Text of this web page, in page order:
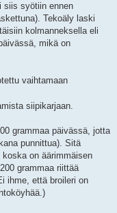
siis syötiin ennen
Tekoäly laski
kolmanneksella eli
mikä on
vaihtamaan
siipikarjaan.
grammaa päivässä, jotta
punnittua). Sitä
on äärimmäisen
grammaa riittää
ihme, että broileri on